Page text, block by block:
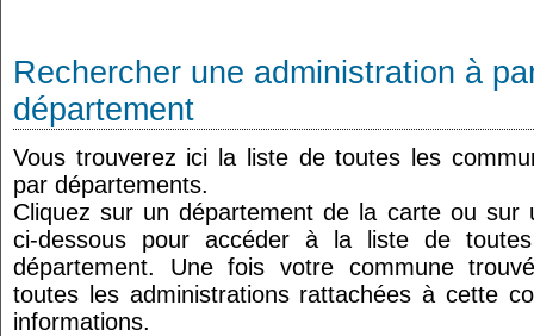
Rechercher une administration à
département
Vous trouverez ici la liste de toutes les
par départements.
Cliquez sur un département de la carte ou sur
ci-dessous pour accéder à la liste de
département. Une fois votre commune
toutes les administrations rattachées à cette
informations.